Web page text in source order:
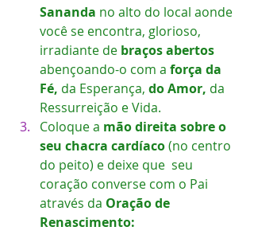
Sananda no alto do local aonde
você se encontra, glorioso,
irradiante de braços abertos
abençoando-o com a força da
Fé, da Esperança, do Amor, da
Ressurreição e Vida.
Coloque a mão direita sobre o
seu chacra cardíaco (no centro
do peito) e deixe que  seu
coração converse com o Pai
através da Oração de
Renascimento: